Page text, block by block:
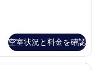
空室状況と料金を確認